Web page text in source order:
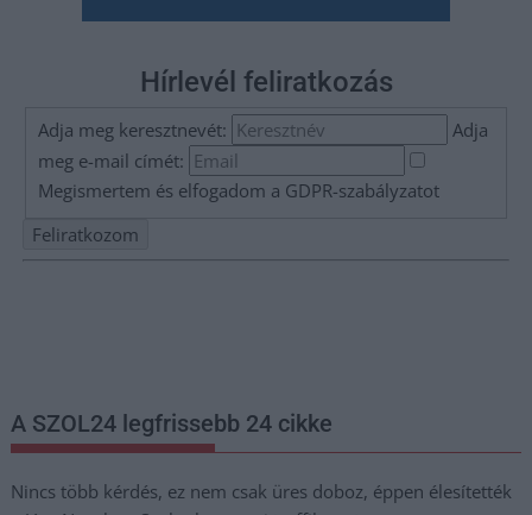
Hírlevél feliratkozás
Adja meg keresztnevét:
Adja
meg e-mail címét:
Megismertem és elfogadom a GDPR-szabályzatot
A SZOL24 legfrissebb 24 cikke
Nincs több kérdés, ez nem csak üres doboz, éppen élesítették